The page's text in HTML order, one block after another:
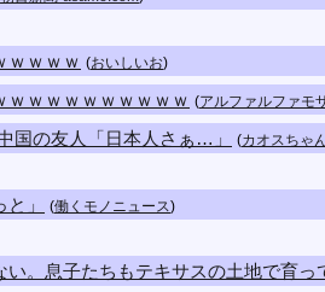
ｗｗｗｗ (おいしいお)
ｗｗｗｗｗｗｗｗｗ (アルファルファモ
国の友人「日本人さぁ…」 (カオスちゃ
」 (働くモノニュース)
。息子たちもテキサスの土地で育っ